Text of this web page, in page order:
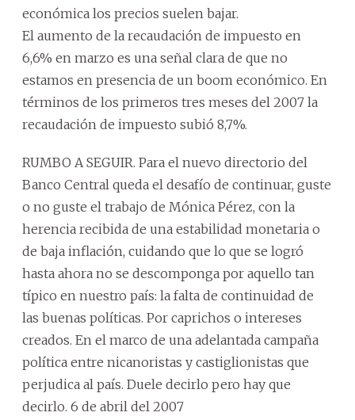
económica los precios suelen bajar.
El aumento de la recaudación de impuesto en
6,6% en marzo es una señal clara de que no
estamos en presencia de un boom económico. En
términos de los primeros tres meses del 2007 la
recaudación de impuesto subió 8,7%.
RUMBO A SEGUIR. Para el nuevo directorio del
Banco Central queda el desafío de continuar, guste
o no guste el trabajo de Mónica Pérez, con la
herencia recibida de una estabilidad monetaria o
de baja inflación, cuidando que lo que se logró
hasta ahora no se descomponga por aquello tan
típico en nuestro país: la falta de continuidad de
las buenas políticas. Por caprichos o intereses
creados. En el marco de una adelantada campaña
política entre nicanoristas y castiglionistas que
perjudica al país. Duele decirlo pero hay que
decirlo. 6 de abril del 2007